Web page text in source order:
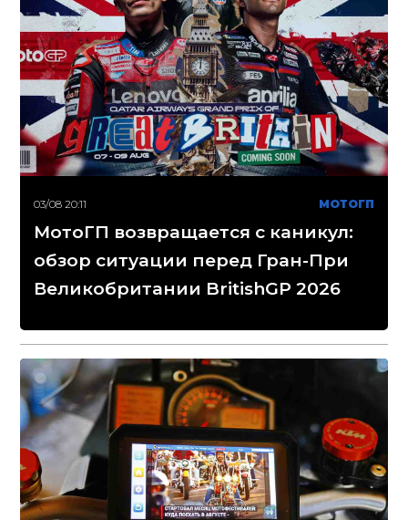
03/08 20:11 МОТОГП
МотоГП возвращается с каникул:
обзор ситуации перед Гран-При
Великобритании BritishGP 2026